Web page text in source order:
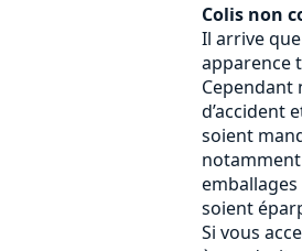
Colis non
Il arrive
apparence
Cependant
d’accident
soient
emballages
soient
Si vous